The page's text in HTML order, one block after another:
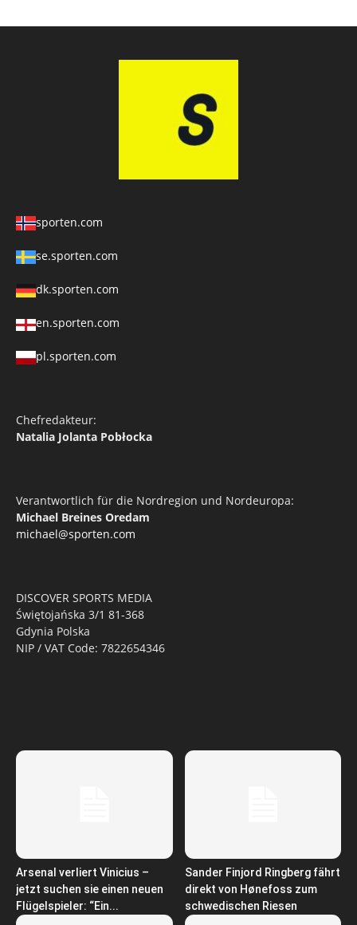
sporten.com
se.sporten.com
dk.sporten.com
en.sporten.com
pl.sporten.com
Chefredakteur:
Natalia Jolanta Pobłocka
Verantwortlich für die Nordregion und Nordeuropa:
Michael Breines Oredam
michael@sporten.com
DISCOVER SPORTS MEDIA
Świętojańska 3/1 81-368
Gdynia Polska
NIP / VAT Code: 7822654346
Arsenal verliert Vinicius –
jetzt suchen sie einen neuen
Flügelspieler: “Ein...
Sander Finjord Ringberg fährt
direkt von Hønefoss zum
schwedischen Riesen